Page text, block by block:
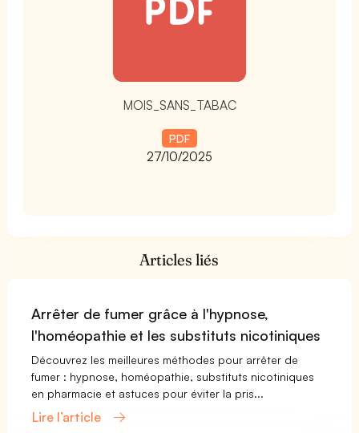
MOIS_SANS_TABAC
PDF
27/10/2025
Articles liés
Arrêter de fumer grâce à l'hypnose,
l'homéopathie et les substituts nicotiniques
Découvrez les meilleures méthodes pour arrêter de
fumer : hypnose, homéopathie, substituts nicotiniques
en pharmacie et astuces pour éviter la pris...
Lire l’article